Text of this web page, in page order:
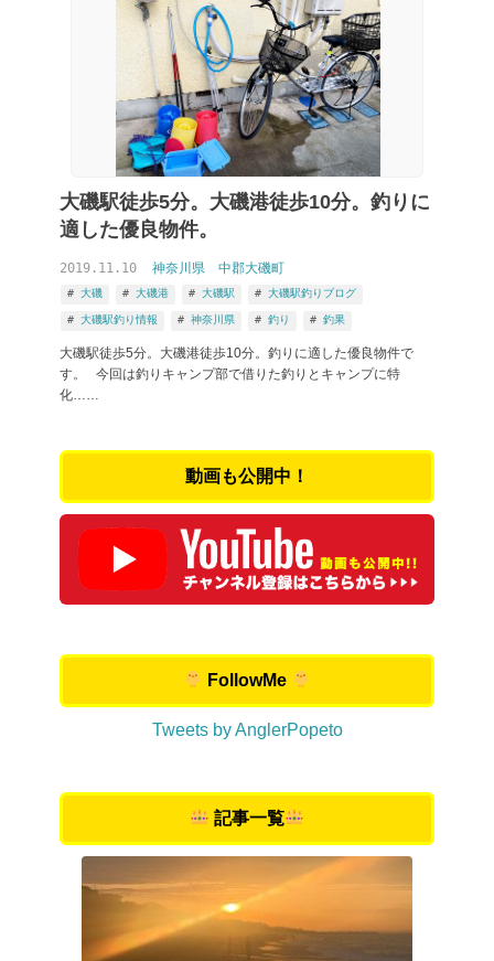
大磯駅徒歩5分。大磯港徒歩10分。釣りに
適した優良物件。
2019.11.10 神奈川県 中郡大磯町
大磯 大磯港 大磯駅 大磯駅釣りブログ
大磯駅釣り情報 神奈川県 釣り 釣果
大磯駅徒歩5分。大磯港徒歩10分。釣りに適した優良物件で
す。 今回は釣りキャンプ部で借りた釣りとキャンプに特
化……
動画も公開中！
FollowMe
Tweets by AnglerPopeto
記事一覧